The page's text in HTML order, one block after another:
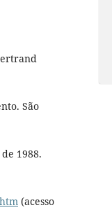
São
1988.
(acesso